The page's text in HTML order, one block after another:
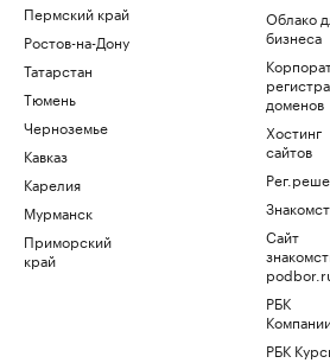
Пермский край
Ростов-на-Дону
Татарстан
Тюмень
Черноземье
Кавказ
Карелия
Мурманск
Приморский
край
Облако
бизнеса
доменов
Хостинг
сайтов
Сайт
РБК
РБК